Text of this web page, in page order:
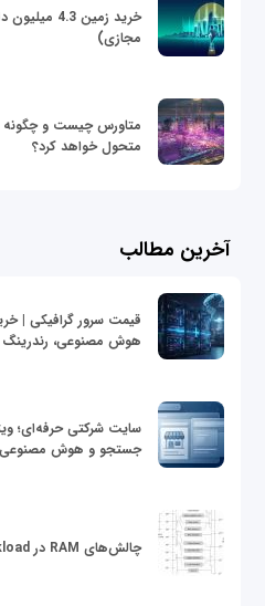
خرید زمین
مجازی)
متاورس چیست و چگونه
متحول خواهد کرد؟
آخرین مطالب
هوش مصنوعی، رندرینگ
سایت شرکتی حرفه‌ای؛
جستجو و هوش مصنوعی
چالش‌های RAM در Workloadهای محاسباتی HPC